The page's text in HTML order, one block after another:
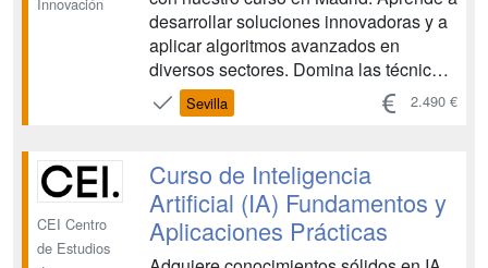
desarrollar soluciones innovadoras y a
aplicar algoritmos avanzados en
diversos sectores. Domina las técnicas
de Machine Learning, Deep Learning y
procesamiento del lenguaje natural.
Inteligencia Artificial!. Hay cuatro
convocatorias...
Sevilla 2.490 €
CEI Centro
de Estudios
Curso de Inteligencia
Artificial (IA) Fundamentos y
Aplicaciones Prácticas